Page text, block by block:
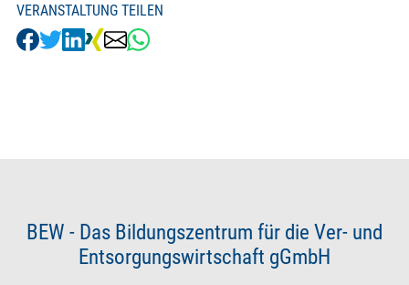
VERANSTALTUNG TEILEN
BEW - Das Bildungszentrum für die Ver- und
Entsorgungswirtschaft gGmbH